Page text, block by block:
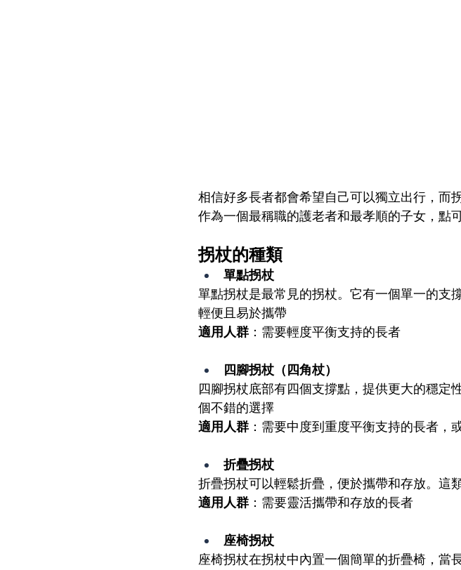
相信好多長者都會希望自己可以獨立出行，而
作為一個最稱職的護老者和最孝順的子女，點
拐杖的種類
單點拐杖
單點拐杖是最常見的拐杖。它有一個單一的支
輕便且易於攜帶
適用人群 ：需要輕度平衡支持的長者
四腳拐杖（四角杖）
四腳拐杖底部有四個支撐點，提供更大的穩定
個不錯的選擇
適用人群 ：需要中度到重度平衡支持的長者，
折疊拐杖
折疊拐杖可以輕鬆折疊，便於攜帶和存放。這
適用人群 ：需要靈活攜帶和存放的長者
座椅拐杖
座椅拐杖在拐杖中內置一個簡單的折疊椅，當